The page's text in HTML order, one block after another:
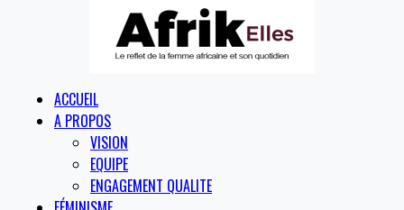
ACCUEIL
A PROPOS
VISION
EQUIPE
ENGAGEMENT QUALITE